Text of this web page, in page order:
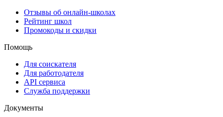
Отзывы об онлайн-школах
Рейтинг школ
Промокоды и скидки
Помощь
Для соискателя
Для работодателя
API сервиса
Служба поддержки
Документы